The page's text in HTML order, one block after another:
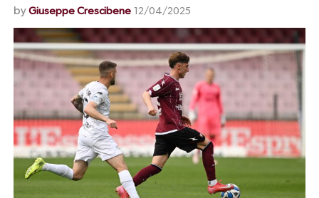
by Giuseppe Crescibene 12/04/2025